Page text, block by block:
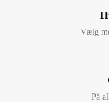
Vælg
På